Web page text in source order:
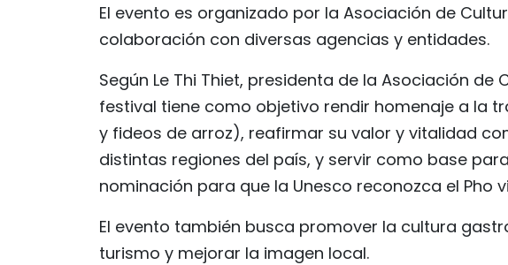
El evento es organizado por la Asociación de
colaboración con diversas agencias y entidades.
Según Le Thi Thiet, presidenta de la Asociación de
festival tiene como objetivo rendir homenaje a la
y fideos de arroz), reafirmar su valor y vitalidad
distintas regiones del país, y servir como base
nominación para que la Unesco reconozca el
El evento también busca promover la cultura
turismo y mejorar la imagen local.